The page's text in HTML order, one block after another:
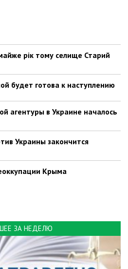
рік тому селище Старий
будет готова к наступлению
агентуры в Украине началось
Украины закончится
Крыма
ЗА НЕДЕЛЮ